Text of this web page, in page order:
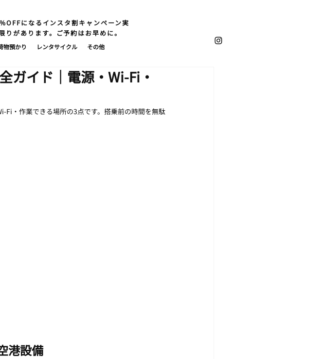
になるインスタ割キャンペーン実
りがあります。ご予約はお早めに。
物預かり レンタサイクル その他
ガイド｜電源・Wi-Fi・
Fi・作業できる場所の3点です。搭乗前の時間を無駄
港設備